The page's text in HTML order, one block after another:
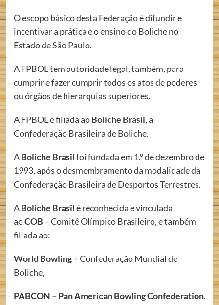
O escopo básico desta Federação é difundir e
incentivar a prática e o ensino do Boliche no
Estado de São Paulo.
A FPBOL tem autoridade legal, também, para
cumprir e fazer cumprir todos os atos de poderes
ou órgãos de hierarquias superiores.
A FPBOL é filiada aoBoliche Brasil, a
Confederação Brasileira de Boliche.
ABoliche Brasilfoi fundada em 1.° de dezembro de
1993, após o desmembramento da modalidade da
Confederação Brasileira de Desportos Terrestres.
ABoliche Brasilé reconhecida e vinculada
aoCOB – Comitê Olímpico Brasileiro, e também
filiada ao:
World Bowling– Confederação Mundial de
Boliche,
PABCON – Pan American Bowling Confederation,